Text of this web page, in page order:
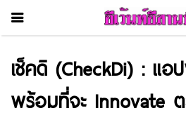
เช็คดิ (CheckDi) : แอ
พร้อมที่จะ Innovate ต